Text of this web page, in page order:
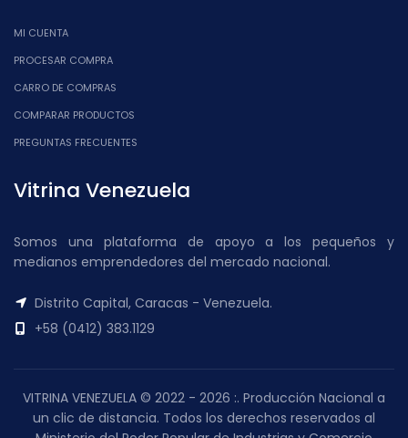
MI CUENTA
PROCESAR COMPRA
CARRO DE COMPRAS
COMPARAR PRODUCTOS
PREGUNTAS FRECUENTES
Vitrina Venezuela
Somos una plataforma de apoyo a los pequeños y
medianos emprendedores del mercado nacional.
Distrito Capital, Caracas - Venezuela.
+58 (0412) 383.1129
VITRINA VENEZUELA © 2022 - 2026 :. Producción Nacional a
un clic de distancia. Todos los derechos reservados al